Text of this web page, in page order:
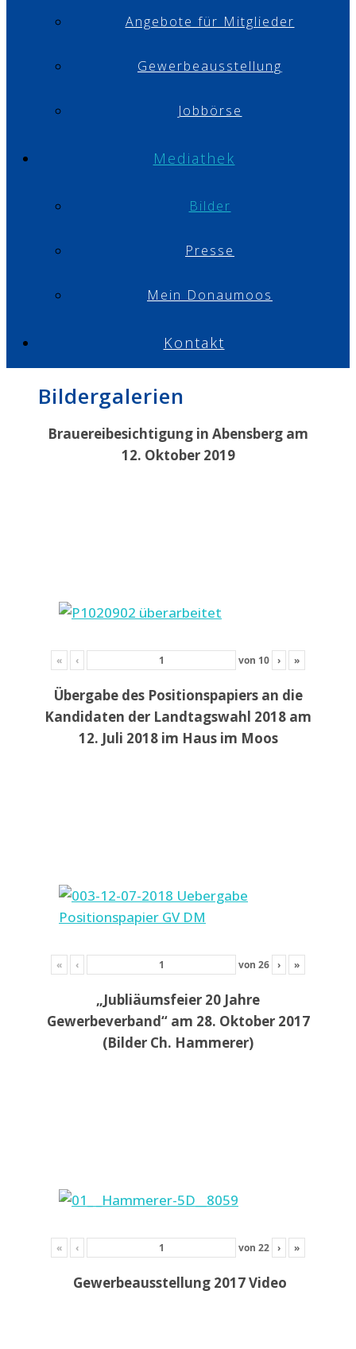
Angebote für Mitglieder
Gewerbeausstellung
Jobbörse
Mediathek
Bilder
Presse
Mein Donaumoos
Kontakt
Bildergalerien
Brauereibesichtigung in Abensberg am
12. Oktober 2019
« ‹ von 10 › »
Übergabe des Positionspapiers an die
Kandidaten der Landtagswahl 2018 am
12. Juli 2018 im Haus im Moos
« ‹ von 26 › »
„Jubliäumsfeier 20 Jahre
Gewerbeverband“ am 28. Oktober 2017
(Bilder Ch. Hammerer)
« ‹ von 22 › »
Gewerbeausstellung 2017 Video